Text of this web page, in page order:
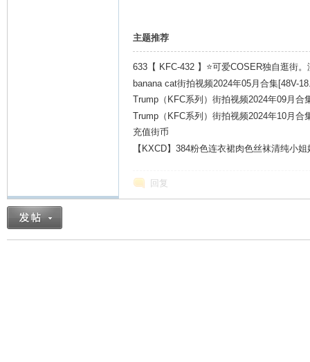
主题推荐
633【 KFC-432 】⭐可爱COSER独自逛街
奶。
banana cat街拍视频2024年05月合集[48V-
Trump（KFC系列）街拍视频2024年09月合
Trump（KFC系列）街拍视频2024年10月合
充值街币
【KXCD】384粉色连衣裙肉色丝袜清纯小
回复